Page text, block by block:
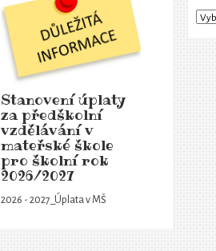
Stanovení úplaty
za předškolní
vzdělávání v
mateřské škole
pro školní rok
2026/2027
2026 - 2027_Úplata v MŠ